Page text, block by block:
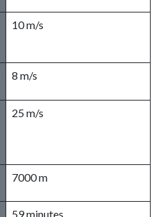
10 m/s
8 m/s
25 m/s
7000 m
59 minutes